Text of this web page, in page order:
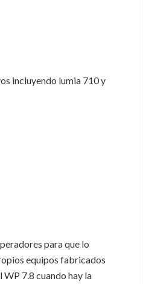
incluyendo lumia 710 y
para que lo
equipos fabricados
7.8 cuando hay la